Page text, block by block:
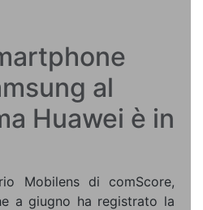
al
Huawei è in
Mobilens di comScore,
a giugno ha registrato la